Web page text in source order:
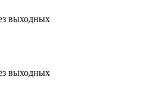
выходных
выходных